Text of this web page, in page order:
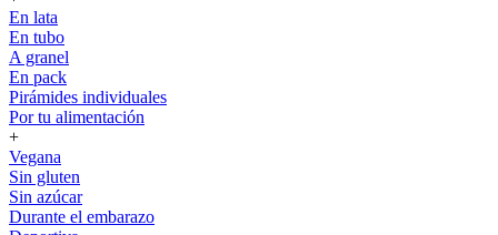
En lata
En tubo
A granel
En pack
Pirámides individuales
Por tu alimentación
+
Vegana
Sin gluten
Sin azúcar
Durante el embarazo